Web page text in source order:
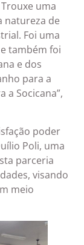
uma
natureza de
Foi uma
também foi
e dos
para a
a Socicana”,
poder
Poli, uma
parceria
visando
meio